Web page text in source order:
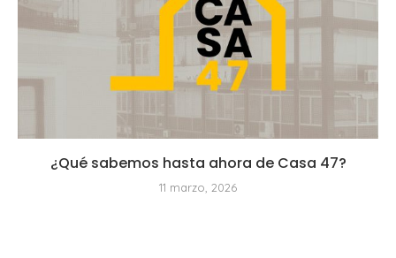
¿Qué sabemos hasta ahora de Casa 47?
11 marzo, 2026